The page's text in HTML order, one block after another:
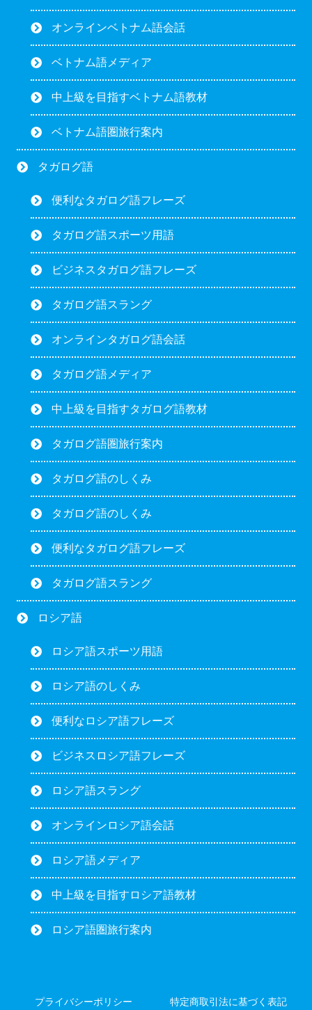
オンラインベトナム語会話
ベトナム語メディア
中上級を目指すベトナム語教材
ベトナム語圏旅行案内
タガログ語
便利なタガログ語フレーズ
タガログ語スポーツ用語
ビジネスタガログ語フレーズ
タガログ語スラング
オンラインタガログ語会話
タガログ語メディア
中上級を目指すタガログ語教材
タガログ語圏旅行案内
タガログ語のしくみ
タガログ語のしくみ
便利なタガログ語フレーズ
タガログ語スラング
ロシア語
ロシア語スポーツ用語
ロシア語のしくみ
便利なロシア語フレーズ
ビジネスロシア語フレーズ
ロシア語スラング
オンラインロシア語会話
ロシア語メディア
中上級を目指すロシア語教材
ロシア語圏旅行案内
プライバシーポリシー 特定商取引法に基づく表記